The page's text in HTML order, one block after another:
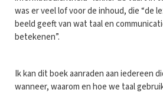
was er veel lof voor de inhoud, die “de
beeld geeft van wat taal en
betekenen”.
Ik kan dit boek aanraden aan iedereen
wanneer, waarom en hoe we taal